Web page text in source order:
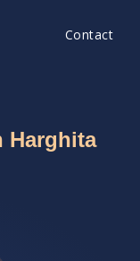
Contact
Harghita